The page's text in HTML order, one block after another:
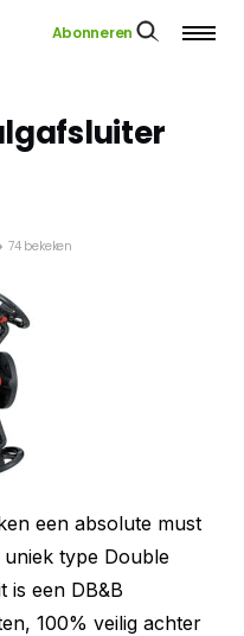
Abonneren
74 bekeken
een absolute must
type Double
is een DB&B
100% veilig achter